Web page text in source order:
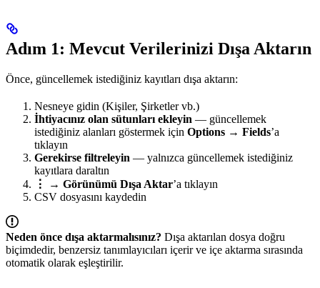
Adım 1: Mevcut Verilerinizi Dışa Aktarın
Önce, güncellemek istediğiniz kayıtları dışa aktarın:
Nesneye gidin (Kişiler, Şirketler vb.)
İhtiyacınız olan sütunları ekleyin — güncellemek
istediğiniz alanları göstermek için Options → Fields’a
tıklayın
Gerekirse filtreleyin — yalnızca güncellemek istediğiniz
kayıtlara daraltın
⋮
→ Görünümü Dışa Aktar’a tıklayın
CSV dosyasını kaydedin
Neden önce dışa aktarmalısınız? Dışa aktarılan dosya doğru
biçimdedir, benzersiz tanımlayıcıları içerir ve içe aktarma sırasında
otomatik olarak eşleştirilir.